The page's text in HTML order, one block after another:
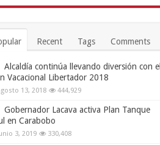
Recent Tags Comments
Alcaldía continúa llevando diversión con el
Vacacional Libertador 2018
13, 2018 444,929
Gobernador Lacava activa Plan Tanque
en Carabobo
3, 2019 330,408